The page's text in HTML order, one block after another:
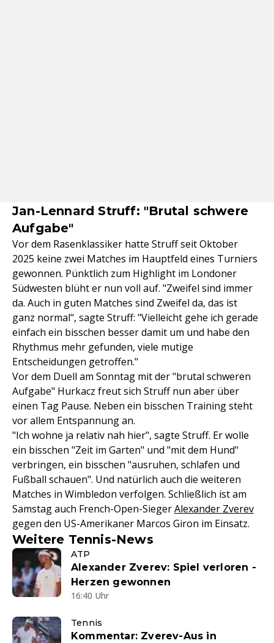
Jan-Lennard Struff: "Brutal schwere
Aufgabe"
Vor dem Rasenklassiker hatte Struff seit Oktober
2025 keine zwei Matches im Hauptfeld eines Turniers
gewonnen. Pünktlich zum Highlight im Londoner
Südwesten blüht er nun voll auf. "Zweifel sind immer
da. Auch in guten Matches sind Zweifel da, das ist
ganz normal", sagte Struff: "Vielleicht gehe ich gerade
einfach ein bisschen besser damit um und habe den
Rhythmus mehr gefunden, viele mutige
Entscheidungen getroffen."
Vor dem Duell am Sonntag mit der "brutal schweren
Aufgabe" Hurkacz freut sich Struff nun aber über
einen Tag Pause. Neben ein bisschen Training steht
vor allem Entspannung an.
"Ich wohne ja relativ nah hier", sagte Struff. Er wolle
ein bisschen "Zeit im Garten" und "mit dem Hund"
verbringen, ein bisschen "ausruhen, schlafen und
Fußball schauen". Und natürlich auch die weiteren
Matches in Wimbledon verfolgen. Schließlich ist am
Samstag auch French-Open-SiegerAlexander Zverev
gegen den US-Amerikaner Marcos Giron im Einsatz.
Weitere Tennis-News
ATP
Alexander Zverev: Spiel verloren -
Herzen gewonnen
16:40 Uhr
Tennis
Kommentar: Zverev-Aus in